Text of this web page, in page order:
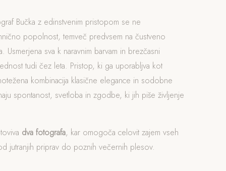
Bučka z edinstvenim pristopom se ne
popolnost, temveč predvsem na čustveno
Usmerjena sva k naravnim barvam in brezčasni
tudi čez leta. Pristop, ki ga uporabljva kot
kombinacija klasične elegance in sodobne
spontanost, svetloba in zgodbe, ki jih piše življenje
dva fotografa, kar omogoča celovit zajem vseh
jutranjih priprav do poznih večernih plesov.